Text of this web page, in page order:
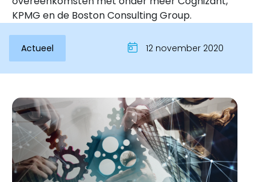
Inloggen
KPMG en de Boston Consulting Group.
Actueel 12 november 2020